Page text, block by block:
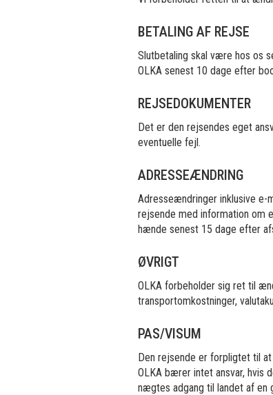
BETALING AF REJSE
Slutbetaling skal være hos os
OLKA senest 10 dage efter
REJSEDOKUMENTER
Det er den rejsendes eget
eventuelle fejl.
ADRESSEÆNDRING
Adresseændringer inklusive e-
rejsende med information om
hænde senest 15 dage efter
ØVRIGT
OLKA forbeholder sig ret til
transportomkostninger,
PAS/VISUM
Den rejsende er forpligtet til
OLKA bærer intet ansvar, hvis
nægtes adgang til landet af en